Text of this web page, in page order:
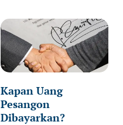
Kapan Uang
Pesangon
Dibayarkan?